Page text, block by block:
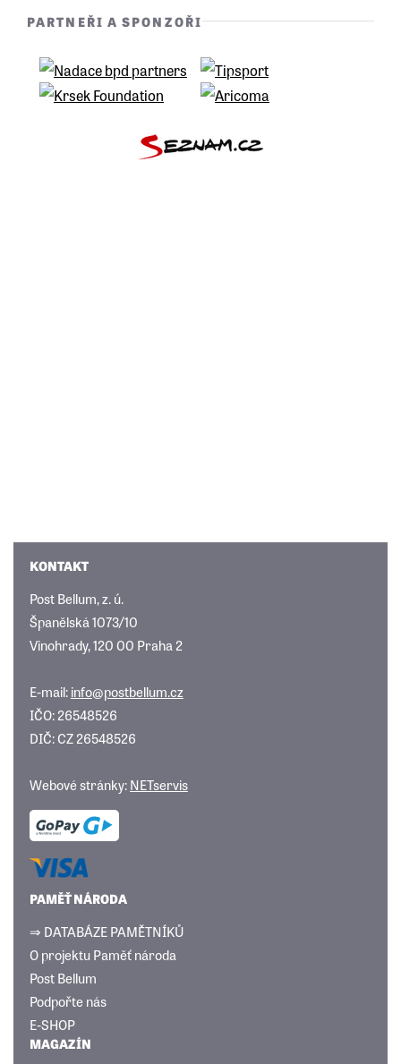
PARTNEŘI A SPONZOŘI
KONTAKT
Post Bellum, z. ú.
Španělská 1073/10
Vinohrady, 120 00 Praha 2
E-mail:info@postbellum.cz
IČO: 26548526
DIČ: CZ 26548526
Webové stránky:NETservis
PAMĚŤ NÁRODA
⇒ DATABÁZE PAMĚTNÍKŮ
O projektu Paměť národa
Post Bellum
Podpořte nás
E-SHOP
MAGAZÍN